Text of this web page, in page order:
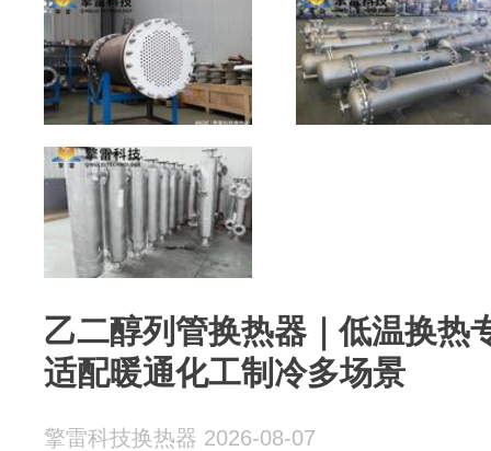
乙二醇列管换热器｜低温换热
适配暖通化工制冷多场景
擎雷科技换热器 2026-08-07